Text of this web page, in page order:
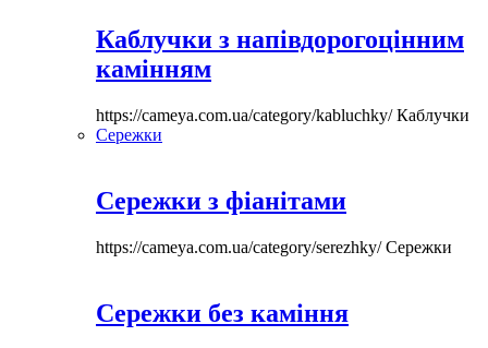
Каблучки з напівдорогоцінним
камінням
https://cameya.com.ua/category/kabluchky/Каблучки
Сережки
Сережки з фіанітами
https://cameya.com.ua/category/serezhky/Сережки
Сережки без каміння